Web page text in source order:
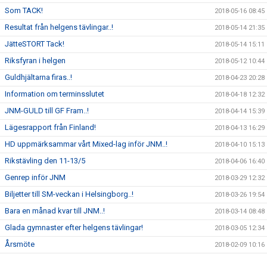
Som TACK! 2018-05-16 08:45
Resultat från helgens tävlingar..! 2018-05-14 21:35
JätteSTORT Tack! 2018-05-14 15:11
Riksfyran i helgen 2018-05-12 10:44
Guldhjältarna firas..! 2018-04-23 20:28
Information om terminsslutet 2018-04-18 12:32
JNM-GULD till GF Fram..! 2018-04-14 15:39
Lägesrapport från Finland! 2018-04-13 16:29
HD uppmärksammar vårt Mixed-lag inför JNM..! 2018-04-10 15:13
Rikstävling den 11-13/5 2018-04-06 16:40
Genrep inför JNM 2018-03-29 12:32
Biljetter till SM-veckan i Helsingborg..! 2018-03-26 19:54
Bara en månad kvar till JNM..! 2018-03-14 08:48
Glada gymnaster efter helgens tävlingar! 2018-03-05 12:34
Årsmöte 2018-02-09 10:16